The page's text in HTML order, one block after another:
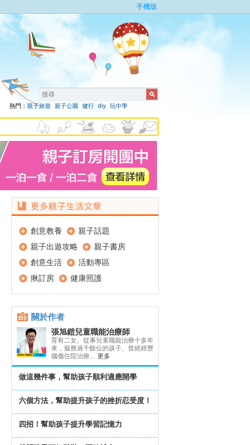
手機版
熱門： 親子旅遊 親子公園 健行 diy 玩中學
創意教養
親子話題
親子出遊攻略
親子書房
創意生活
活動專區
揪訂房
健康照護
關於作者
張旭鎧兒童職能治療師
育有二女。從事兒童職能治療十多年
來，服務過千餘位的孩子。曾經經歷
腦傷住院治療... 更多
做這幾件事，幫助孩子順利適應開學
六個方法，幫助提升孩子的挫折忍受度！
四招！幫助孩子提升學習記憶力